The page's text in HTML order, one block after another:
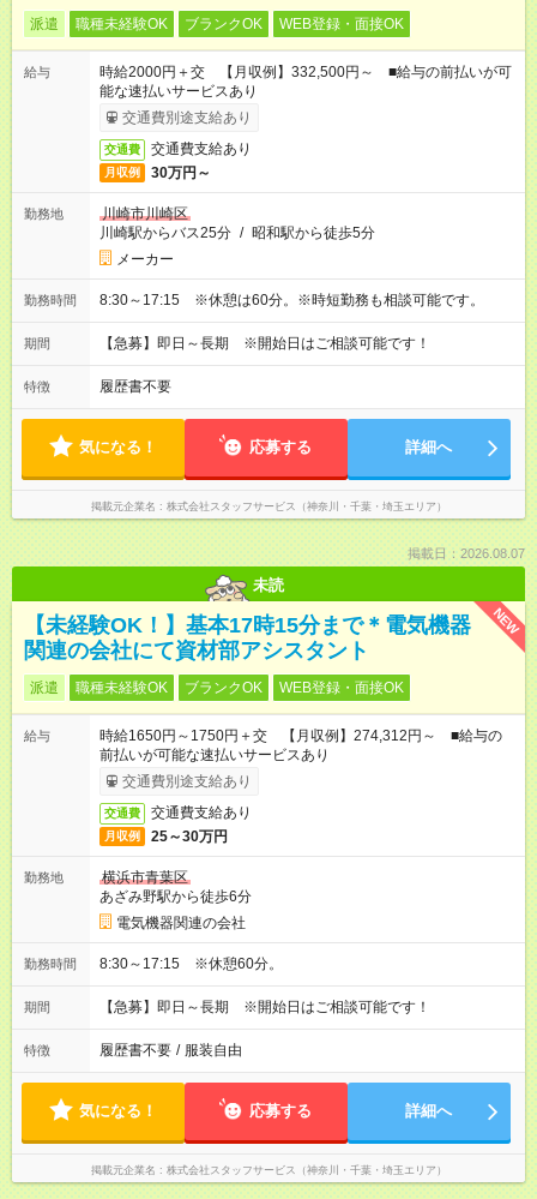
派遣 職種未経験OK ブランクOK WEB登録・面接OK
給与
時給2000円＋交 【月収例】332,500円～ ■給与の前払いが可
能な速払いサービスあり
交通費別途支給あり
交通費 交通費支給あり
月収例 30万円～
勤務地
川崎市川崎区
川崎駅からバス25分 / 昭和駅から徒歩5分
メーカー
勤務時間 8:30～17:15 ※休憩は60分。※時短勤務も相談可能です。
期間 【急募】即日～長期 ※開始日はご相談可能です！
特徴 履歴書不要
気になる！ 応募する 詳細へ
掲載元企業名 株式会社スタッフサービス（神奈川・千葉・埼玉エリア）
掲載日：2026.08.07
未読
NEW
【未経験OK！】基本17時15分まで＊電気機器
関連の会社にて資材部アシスタント
派遣 職種未経験OK ブランクOK WEB登録・面接OK
給与
時給1650円～1750円＋交 【月収例】274,312円～ ■給与の
前払いが可能な速払いサービスあり
交通費別途支給あり
交通費 交通費支給あり
月収例 25～30万円
勤務地
横浜市青葉区
あざみ野駅から徒歩6分
電気機器関連の会社
勤務時間 8:30～17:15 ※休憩60分。
期間 【急募】即日～長期 ※開始日はご相談可能です！
特徴 履歴書不要 / 服装自由
気になる！ 応募する 詳細へ
掲載元企業名 株式会社スタッフサービス（神奈川・千葉・埼玉エリア）